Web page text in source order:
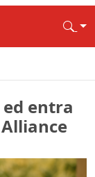
ed entra